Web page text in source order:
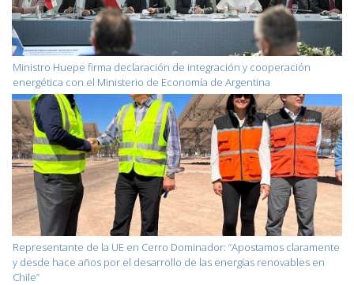
Ministro Huepe firma declaración de integración y cooperación
energética con el Ministerio de Economía de Argentina
Representante de la UE en Cerro Dominador: “Apostamos claramente
y desde hace años por el desarrollo de las energías renovables en
Chile”